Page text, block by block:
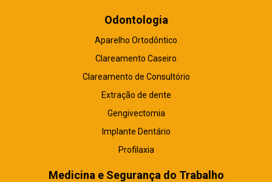
Odontologia
Aparelho Ortodôntico
Clareamento Caseiro
Clareamento de Consultório
Extração de dente
Gengivectomia
Implante Dentário
Profilaxia
Medicina e Segurança do Trabalho